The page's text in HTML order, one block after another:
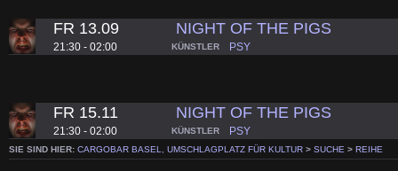
FR 13.09
21:30 - 02:00
NIGHT OF THE PIGS
KÜNSTLER PSY
FR 15.11
21:30 - 02:00
NIGHT OF THE PIGS
KÜNSTLER PSY
SIE SIND HIER: CARGOBAR BASEL, UMSCHLAGPLATZ FÜR KULTUR > SUCHE > REIHE